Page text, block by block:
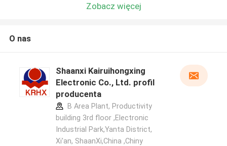
Zobacz więcej
O nas
Shaanxi Kairuihongxing
Electronic Co., Ltd. profil
producenta
B Area Plant, Productivity
building 3rd floor ,Electronic
Industrial Park,Yanta District,
Xi'an, ShaanXi,China ,Chiny